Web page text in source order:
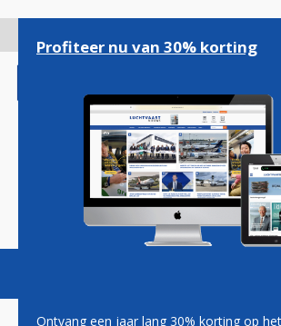
gaan
Magazine Podcasts
Profiteer nu van 30% korting
Ontvang een jaar lang 30% korting op